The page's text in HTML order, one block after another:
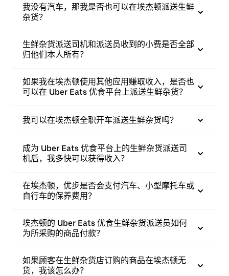
我没有汽车，那我是否也可以在埃杰顿派送生鲜
杂货？
生鲜杂货派送司机和派送员收到的小费是否全部
归他们本人所有？
如果我在埃杰顿使用其他应用赚取收入，是否也
可以在 Uber Eats 优食平台上派送生鲜杂货？
我可以在埃杰顿全职开车派送生鲜杂货吗？
成为 Uber Eats 优食平台上的生鲜杂货派送司
机后，我多快可以获得收入？
在埃杰顿，优步是否会支付汽车、小型摩托车或
自行车的保养费用？
埃杰顿的 Uber Eats 优食生鲜杂货派送员如何
为所采购的商品付款？
如果顾客在生鲜杂货店订购的商品在埃杰顿无
货，我该怎么办？